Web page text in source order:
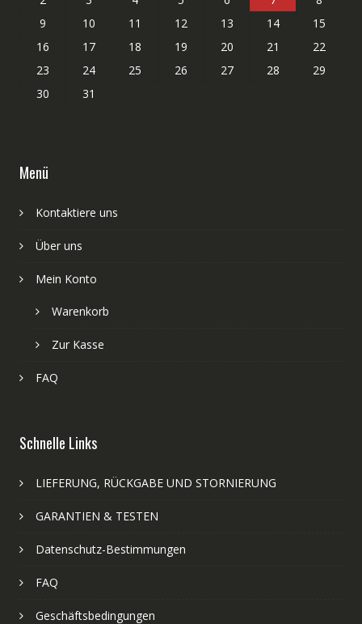
9
10 11 12 13 14
15
16
17 18 19 20 21
22
23
24 25 26 27 28
29
30
31
Menü
Kontaktiere uns
Über uns
Mein Konto
Warenkorb
Zur Kasse
FAQ
Schnelle Links
LIEFERUNG, RÜCKGABE UND STORNIERUNG
GARANTIEN & TESTEN
Datenschutz-Bestimmungen
FAQ
Geschäftsbedingungen